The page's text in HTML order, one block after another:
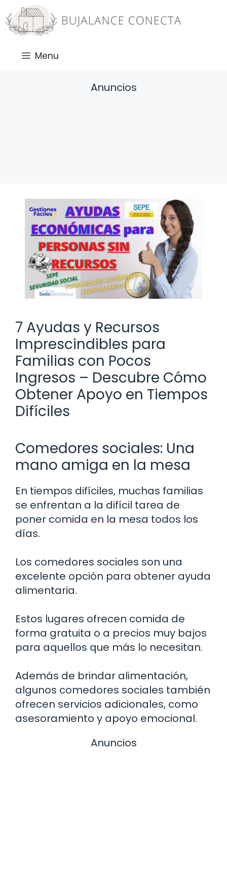
Saltar
al
contenido
Menu
Anuncios
7 Ayudas y Recursos
Imprescindibles para
Familias con Pocos
Ingresos – Descubre Cómo
Obtener Apoyo en Tiempos
Difíciles
Comedores sociales: Una
mano amiga en la mesa
En tiempos difíciles, muchas familias
se enfrentan a la difícil tarea de
poner comida en la mesa todos los
días.
Los comedores sociales son una
excelente opción para obtener ayuda
alimentaria.
Estos lugares ofrecen comida de
forma gratuita o a precios muy bajos
para aquellos que más lo necesitan.
Además de brindar alimentación,
algunos comedores sociales también
ofrecen servicios adicionales, como
asesoramiento y apoyo emocional.
Anuncios